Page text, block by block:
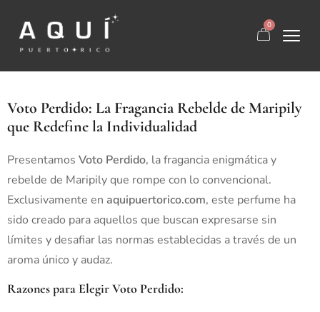
0
Voto Perdido: La Fragancia Rebelde de Maripily
que Redefine la Individualidad
Presentamos Voto Perdido, la fragancia enigmática y
rebelde de Maripily que rompe con lo convencional.
Exclusivamente en aquipuertorico.com, este perfume ha
sido creado para aquellos que buscan expresarse sin
límites y desafiar las normas establecidas a través de un
aroma único y audaz.
Razones para Elegir Voto Perdido: